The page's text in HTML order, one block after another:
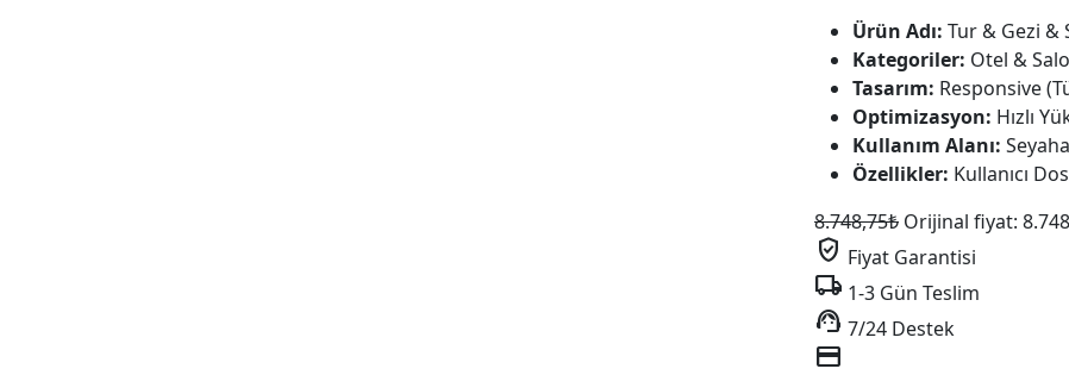
Ürün Adı: Tur & Gezi &
Kategoriler: Otel &
Tasarım: Responsive
Optimizasyon: Hızlı
Kullanım Alanı:
Özellikler: Kullanıcı
8.748,75₺ Orijinal fiyat:
verified_user Fiyat Garantisi
local_shipping 1-3 Gün Teslim
support_agent 7/24 Destek
credit_card